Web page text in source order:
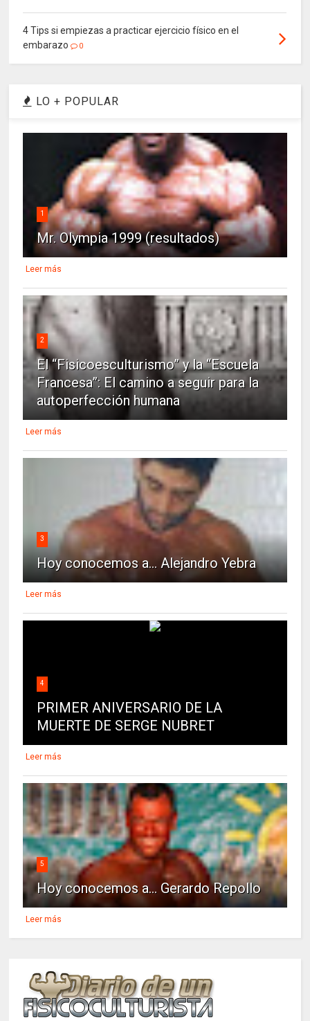
4 Tips si empiezas a practicar ejercicio físico en el
embarazo
0
LO + POPULAR
1
Mr. Olympia 1999 (resultados)
Leer más
2
El “Fisicoesculturismo” y la “Escuela
Francesa”: El camino a seguir para la
autoperfección humana
Leer más
3
Hoy conocemos a... Alejandro Yebra
Leer más
4
PRIMER ANIVERSARIO DE LA
MUERTE DE SERGE NUBRET
Leer más
5
Hoy conocemos a... Gerardo Repollo
Leer más